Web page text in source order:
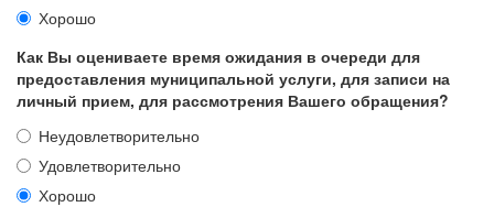
Хорошо
Как Вы оцениваете время ожидания в очереди для
предоставления муниципальной услуги, для записи на
личный прием, для рассмотрения Вашего обращения?
Неудовлетворительно
Удовлетворительно
Хорошо